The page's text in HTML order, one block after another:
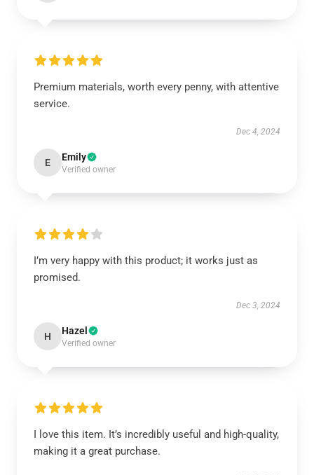
Premium materials, worth every penny, with attentive
service.
Dec 4, 2024
E Emily
Verified owner
I’m very happy with this product; it works just as
promised.
Dec 3, 2024
H Hazel
Verified owner
I love this item. It’s incredibly useful and high-quality,
making it a great purchase.